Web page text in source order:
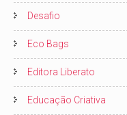
Desafio
Eco Bags
Editora Liberato
Educação Criativa